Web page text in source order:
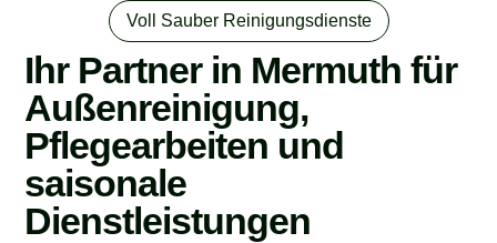
Voll Sauber Reinigungsdienste
Ihr Partner in Mermuth für
Außenreinigung,
Pflegearbeiten und
saisonale
Dienstleistungen